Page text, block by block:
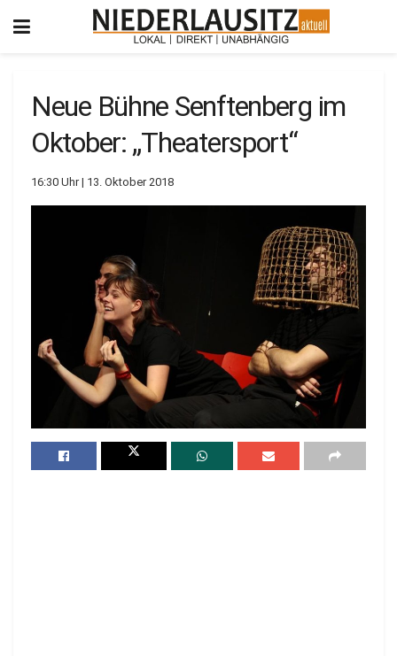
Neue Bühne Senftenberg im
Oktober: „Theatersport“
16:30 Uhr | 13. Oktober 2018